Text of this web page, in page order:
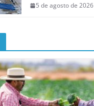
5 de agosto de 2026